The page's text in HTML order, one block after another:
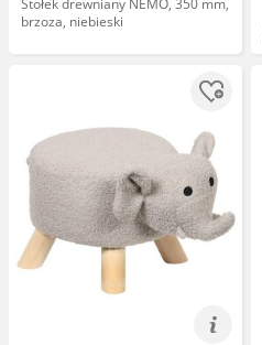
Stołek drewniany NEMO, 350 mm,
brzoza, niebieski